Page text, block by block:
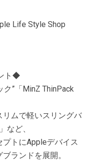
Life Style Shop
ト◆
”「MinZ ThinPack
リムで軽いスリングバ
など、
トにAppleデバイス
ランドを展開。